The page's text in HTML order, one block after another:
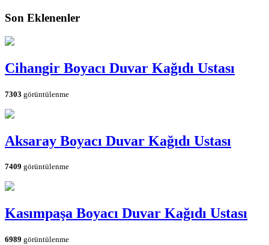
Son Eklenenler
Cihangir Boyacı Duvar Kağıdı Ustası
7303 görüntülenme
Aksaray Boyacı Duvar Kağıdı Ustası
7409 görüntülenme
Kasımpaşa Boyacı Duvar Kağıdı Ustası
6989 görüntülenme